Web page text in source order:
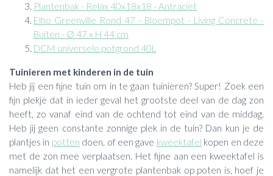
Plantenbak - Relax 40x18x18 - Antraciet
Elho Greenville Rond 47 - Bloempot - Living Concrete -
Buiten - Ø 47 x H 44 cm
DCM universele potgrond 40L
Tuinieren met kinderen in de tuin
Heb jij een fijne tuin om in te gaan tuinieren? Super! Zoek een
fijn plekje dat in ieder geval het grootste deel van de dag zon
heeft, zo vanaf eind van de ochtend tot eind van de middag.
Heb jij geen constante zonnige plek in de tuin? Dan kun je de
plantjes in potten doen, of een gave kweektafel kopen en deze
met de zon mee verplaatsen. Het fijne aan een kweektafel is
namelijk dat het een vergrote plantenbak op poten is, hoef je